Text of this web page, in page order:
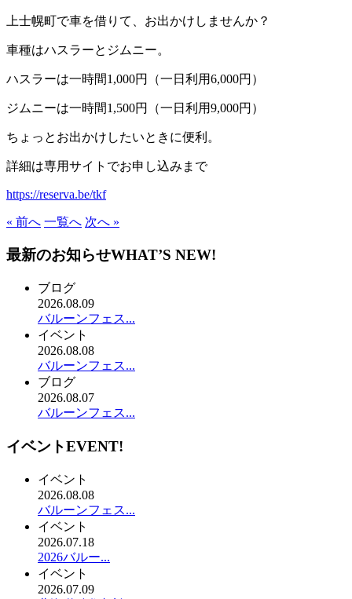
上士幌町で車を借りて、お出かけしませんか？
車種はハスラーとジムニー。
ハスラーは一時間1,000円（一日利用6,000円）
ジムニーは一時間1,500円（一日利用9,000円）
ちょっとお出かけしたいときに便利。
詳細は専用サイトでお申し込みまで
https://reserva.be/tkf
« 前へ 一覧へ 次へ »
最新のお知らせWHAT’S NEW!
ブログ
2026.08.09
バルーンフェス...
イベント
2026.08.08
バルーンフェス...
ブログ
2026.08.07
バルーンフェス...
イベントEVENT!
イベント
2026.08.08
バルーンフェス...
イベント
2026.07.18
2026バルー...
イベント
2026.07.09